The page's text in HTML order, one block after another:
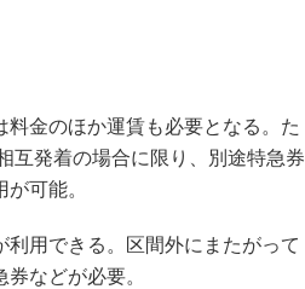
金のほか運賃も必要となる。た
互発着の場合に限り、別途特急券
可能。
用できる。区間外にまたがって
などが必要。